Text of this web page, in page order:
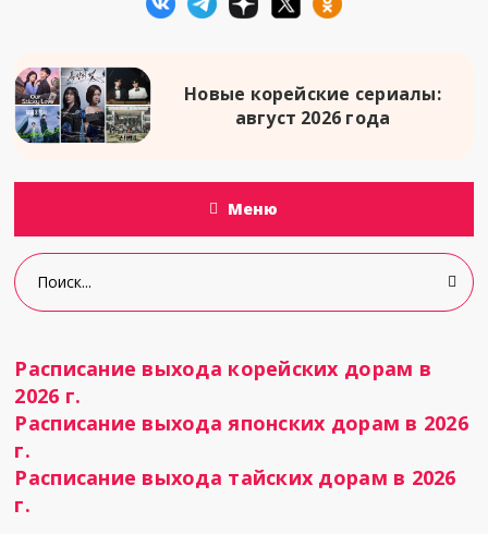
Новые корейские сериалы:
август 2026 года
Меню
Расписание выхода корейских дорам в
2026 г.
Расписание выхода японских дорам в 2026
г.
Расписание выхода тайских дорам в 2026
г.